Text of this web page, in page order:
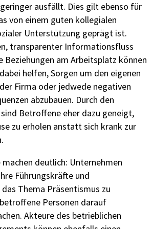
ausfällt. Dies gilt ebenso für
von einem guten kollegialen
Unterstützung geprägt ist.
transparenter Informationsfluss
Beziehungen am Arbeitsplatz können
helfen, Sorgen um den eigenen
Firma oder jedwede negativen
abzubauen. Durch den
Betroffene eher dazu geneigt,
zu erholen anstatt sich krank zur
machen deutlich: Unternehmen
Führungskräfte und
Thema Präsentismus zu
Personen darauf
Akteure des betrieblichen